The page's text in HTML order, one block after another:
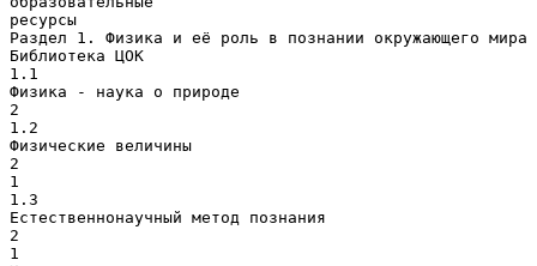
ресурсы
Раздел 1. Физика и её роль в познании окружающего мира
Библиотека ЦОК
1.1
Физика - наука о природе
2
1.2
Физические величины
2
1
1.3
Естественнонаучный метод познания
2
1